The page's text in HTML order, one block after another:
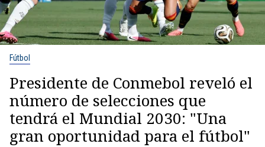
Fútbol
Presidente de Conmebol reveló el
número de selecciones que
tendrá el Mundial 2030: "Una
gran oportunidad para el fútbol"